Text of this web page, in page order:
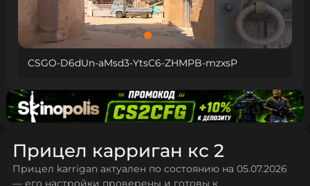
CSGO-D6dUn-aMsd3-YtsC6-ZHMPB-mzxsP
Прицел карриган кс 2
Прицел karrigan актуален по состоянию на 05.07.2026